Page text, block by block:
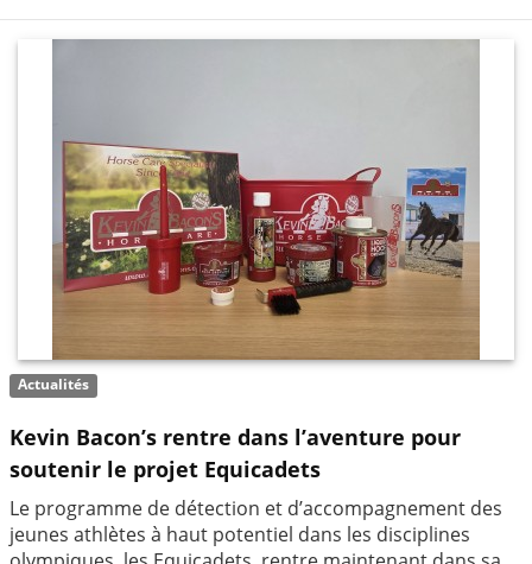
Actualités
Kevin Bacon’s rentre dans l’aventure pour
soutenir le projet Equicadets
Le programme de détection et d’accompagnement des
jeunes athlètes à haut potentiel dans les disciplines